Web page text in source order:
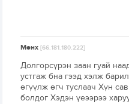
Мөнх[66.181.180.222]
Долгорсүрэн заан гуай
устгаж бна гээд хэлж
өгүүлж өгч туслаач Хүн
болдог Хэдэн үеээрээ